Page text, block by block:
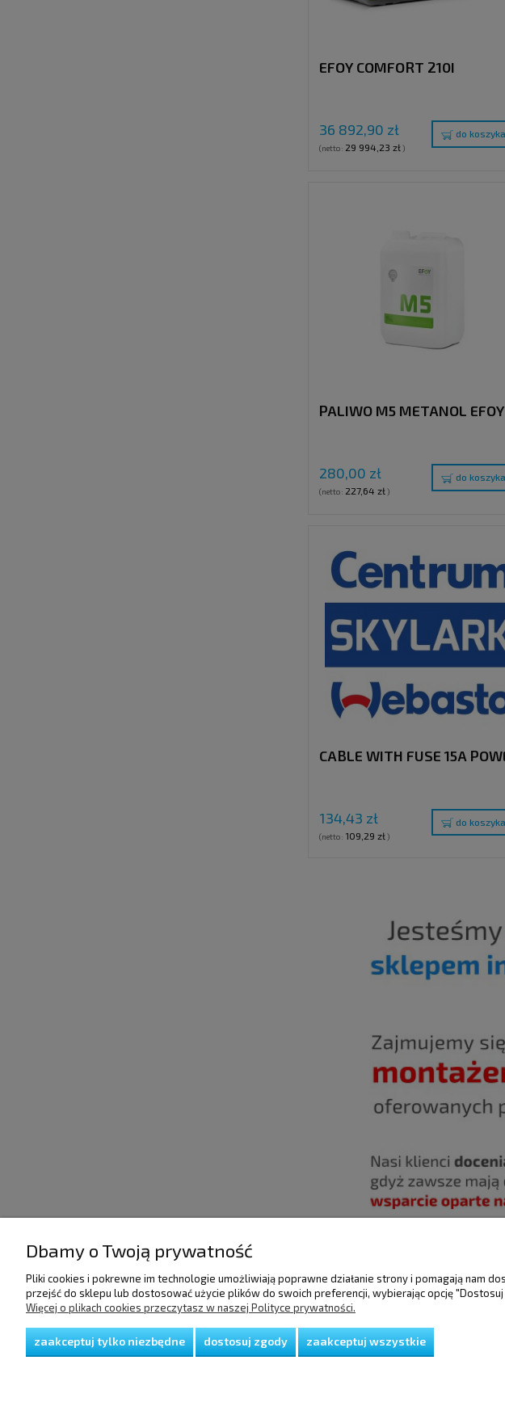
EFOY COMFORT 210I
36 892,90 zł
(netto: 29 994,23 zł)
do koszyka
PALIWO M5 METANOL EFOY
280,00 zł
(netto: 227,64 zł)
do koszyka
CABLE WITH FUSE 15A
134,43 zł
(netto: 109,29 zł)
do koszyka
POMOC
Regulamin
DOSTAWA I PŁATNOŚCI
Raty/Leasing
Koszty dostawy
Czas realizacji zamówień
MOJE
Dbamy o Twoją prywatność
Pliki cookies i pokrewne im technologie umożliwiają poprawne działanie strony i pomagają nam
przejść do sklepu lub dostosować użycie plików do swoich preferencji, wybierając opcję "Dostosuj
Więcej o plikach cookies przeczytasz w naszej Polityce prywatności.
zaakceptuj tylko niezbędne dostosuj zgody zaakceptuj wszystkie